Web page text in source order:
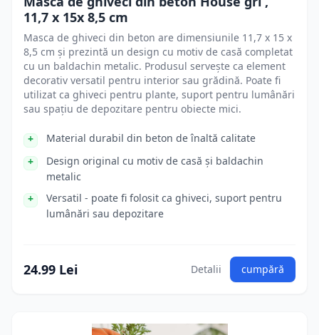
11,7 x 15x 8,5 cm
Masca de ghiveci din beton are dimensiunile 11,7 x 15 x
8,5 cm și prezintă un design cu motiv de casă completat
cu un baldachin metalic. Produsul servește ca element
decorativ versatil pentru interior sau grădină. Poate fi
utilizat ca ghiveci pentru plante, suport pentru lumânări
sau spațiu de depozitare pentru obiecte mici.
Material durabil din beton de înaltă calitate
Design original cu motiv de casă și baldachin
metalic
Versatil - poate fi folosit ca ghiveci, suport pentru
lumânări sau depozitare
24.99 Lei Detalii cumpără